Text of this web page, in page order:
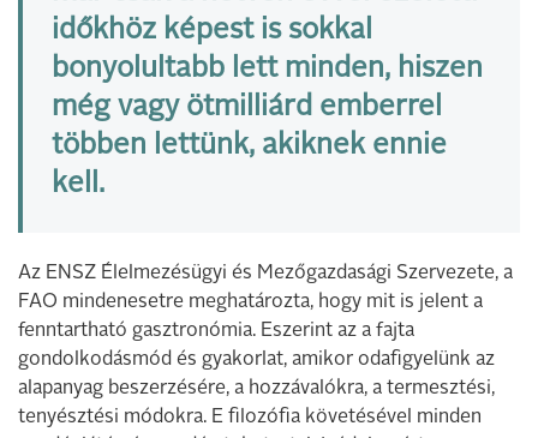
időkhöz képest is sokkal
bonyolultabb lett minden, hiszen
még vagy ötmilliárd emberrel
többen lettünk, akiknek ennie
kell.
Az ENSZ Élelmezésügyi és Mezőgazdasági Szervezete, a
FAO mindenesetre meghatározta, hogy mit is jelent a
fenntartható gasztronómia. Eszerint az a fajta
gondolkodásmód és gyakorlat, amikor odafigyelünk az
alapanyag beszerzésére, a hozzávalókra, a termesztési,
tenyésztési módokra. E filozófia követésével minden